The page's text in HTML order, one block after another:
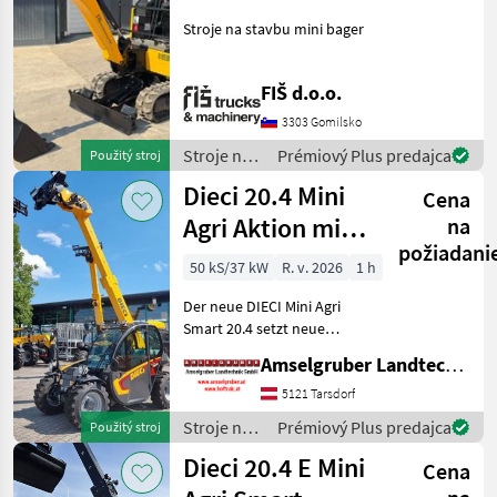
Použitý stroj
Stroje na stavbu mini bager
FIŠ d.o.o.
3303 Gomilsko
Stroje na
stavbu /
JCB
Prémiový Plus predajca
Použitý stroj
Dieci 20.4 Mini
Agri Aktion mit
Österreichpaket
Cena
na
50 kS/37 kW R. v. 2026
1 h
Der neue DIECI Mini Agri
Smart 20.4 setzt neue
Teleskopladermarkt. Stufe
5 Motor - -Größte Kabine
(Baugleich vom Modell 26.6
Mini Agri) -50
Amselgruber Landtechnik GmbH
5121 Tarsdorf
Stroje na
stavbu /
Dieci
Prémiový Plus predajca
Dieci 20.4 E Mini
Cena